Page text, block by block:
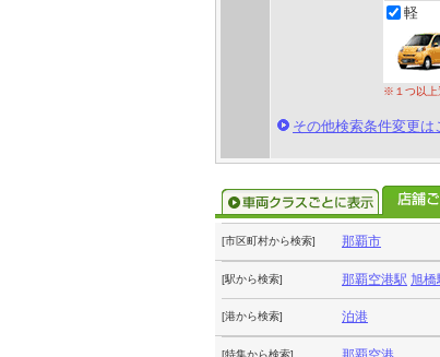
軽
※１つ以上
その他検索条件変更は
[市区町村から検索] 那覇市
[駅から検索] 那覇空港駅 旭橋
[港から検索] 泊港
[特集から検索]